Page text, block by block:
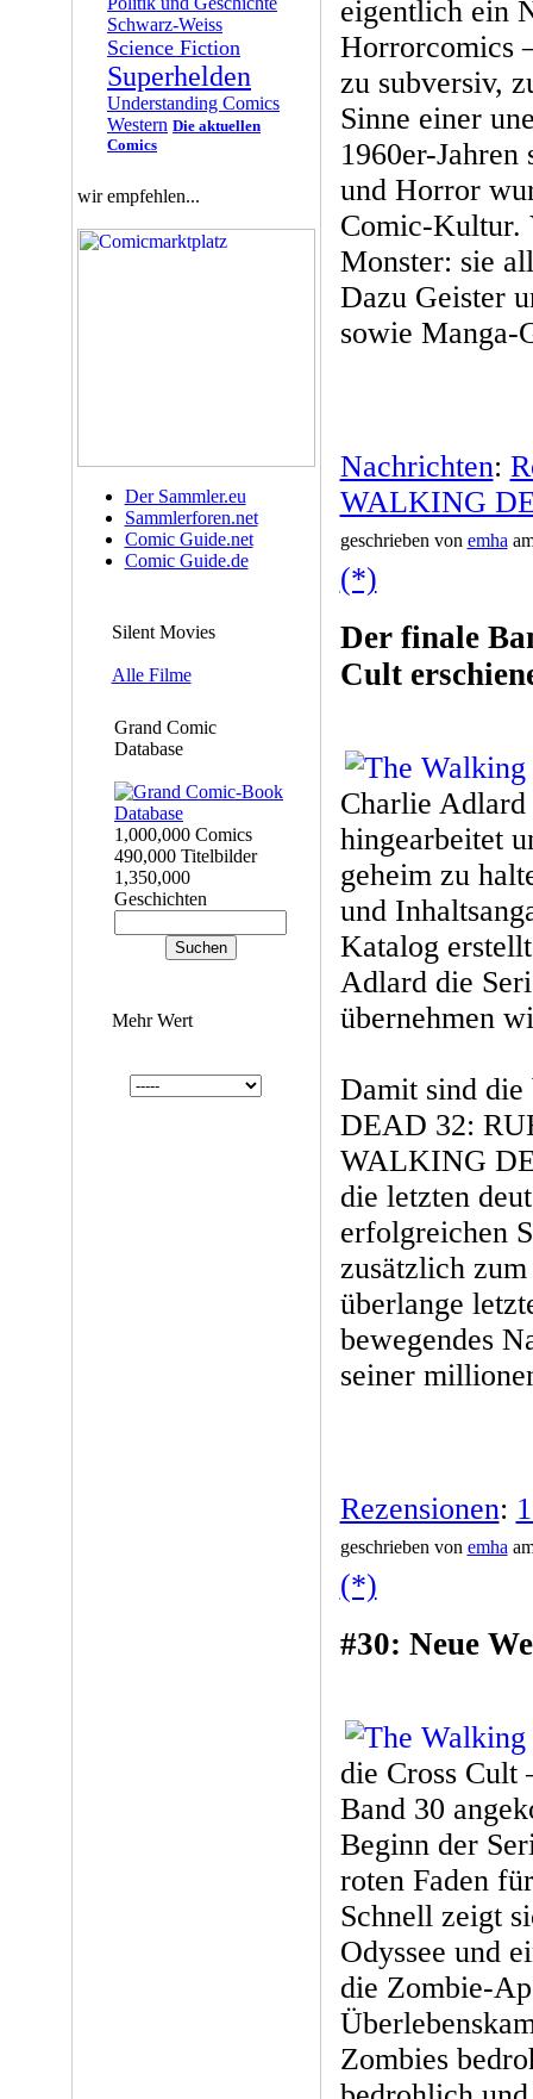
Schwarz-Weiss
Science Fiction
Superhelden
Understanding Comics
Western Die aktuellen
Comics
wir empfehlen...
Der Sammler.eu
Sammlerforen.net
Comic Guide.net
Comic Guide.de
Silent Movies
Alle Filme
Grand Comic
Database
1,000,000 Comics
490,000 Titelbilder
1,350,000
Geschichten
Mehr Wert
eigentlich ein
Horrorcomics
zu subversiv,
Sinne einer
1960er-
und Horror
Comic-Kultur.
Monster: sie
Dazu Geister
sowie Manga-
Nachrichten:
WALKING
geschrieben von emha
(*)
Der finale
Cult
Charlie Adlard
hingearbeitet
geheim zu
und
Katalog
Adlard die
übernehmen
Damit sind
DEAD 32:
WALKING
die letzten
erfolgreichen
zusätzlich
überlange
bewegendes
seiner
Rezensionen:
geschrieben von emha
(*)
#30: Neue
die Cross Cult
Band 30
Beginn der
roten Faden
Schnell zeigt
Odyssee und
die Zombie-
Zombies